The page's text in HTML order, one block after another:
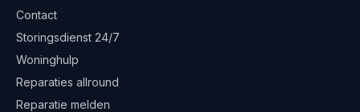
Contact
Storingsdienst 24/7
Woninghulp
Reparaties allround
Reparatie melden